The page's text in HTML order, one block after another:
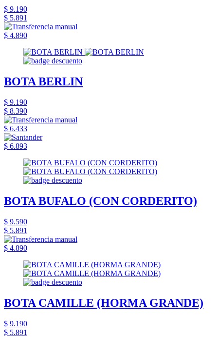
$ 9.190
$ 5.891
$ 4.890
BOTA BERLIN
$ 9.190
$ 8.390
$ 6.433
$ 6.893
BOTA BUFALO (CON CORDERITO)
$ 9.590
$ 5.891
$ 4.890
BOTA CAMILLE (HORMA GRANDE)
$ 9.190
$ 5.891